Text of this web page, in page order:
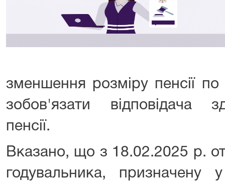
зменшення розміру пенсії по
зобов'язати відповідача
пенсії.
Вказано, що з 18.02.2025 р.
годувальника, призначену